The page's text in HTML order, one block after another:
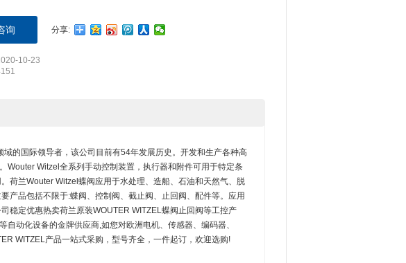
询 分享:
10-23
的国际领导者，该公司目前有54年发展历史。开发和生产各种高
Wouter Witzel全系列手动控制装置，执行器和附件可用于特定条
荷兰Wouter Witzel蝶阀应用于水处理、造船、石油和天然气、脱
要产品包括不限于:蝶阀、控制阀、截止阀、止回阀、配件等。应用
稳定优惠热卖荷兰原装WOUTER WITZEL蝶阀止回阀等工控产
动化设备的金牌供应商,如您对欧洲电机、传感器、编码器、
WITZEL产品一站式采购，型号齐全，一件起订，欢迎选购!